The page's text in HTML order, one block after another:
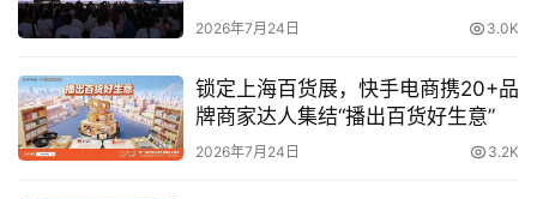
（现场直播间）
据了解，本次快手体育走入金华，与当地渔具头部企业合作
落地大赛，通过短视频、直播助力金华地方特色产业。这也
是快手与金华一系列“直播+产业”合作的重要落地项目之
2026年7月24日 3.0K
锁定上海百货展，快手电商携20+品
牌商家达人集结“播出百货好生意”
2026年7月24日 3.2K